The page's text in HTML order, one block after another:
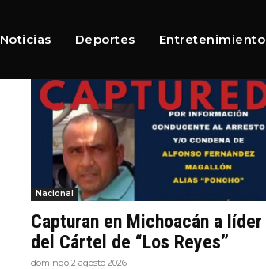
Noticias Deportes Entretenimiento
Nacional
Capturan en Michoacán a líder
del Cártel de “Los Reyes”
domingo 2 agosto 2026